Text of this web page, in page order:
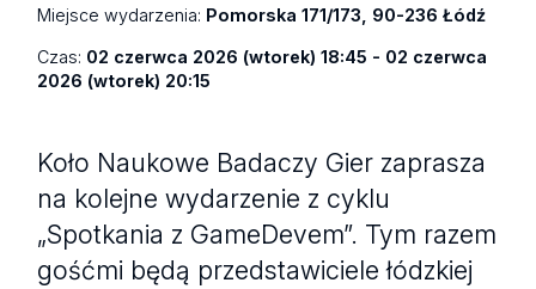
Miejsce wydarzenia: Pomorska 171/173, 90-236 Łódź
Czas: 02 czerwca 2026 (wtorek) 18:45 - 02 czerwca
2026 (wtorek) 20:15
Koło Naukowe Badaczy Gier zaprasza
na kolejne wydarzenie z cyklu
„Spotkania z GameDevem”. Tym razem
gośćmi będą przedstawiciele łódzkiej